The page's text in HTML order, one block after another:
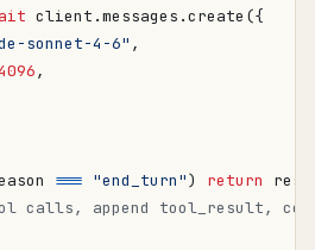
client .messages .create ({
sonnet-4-6" ,
,
=== "end_turn") return res